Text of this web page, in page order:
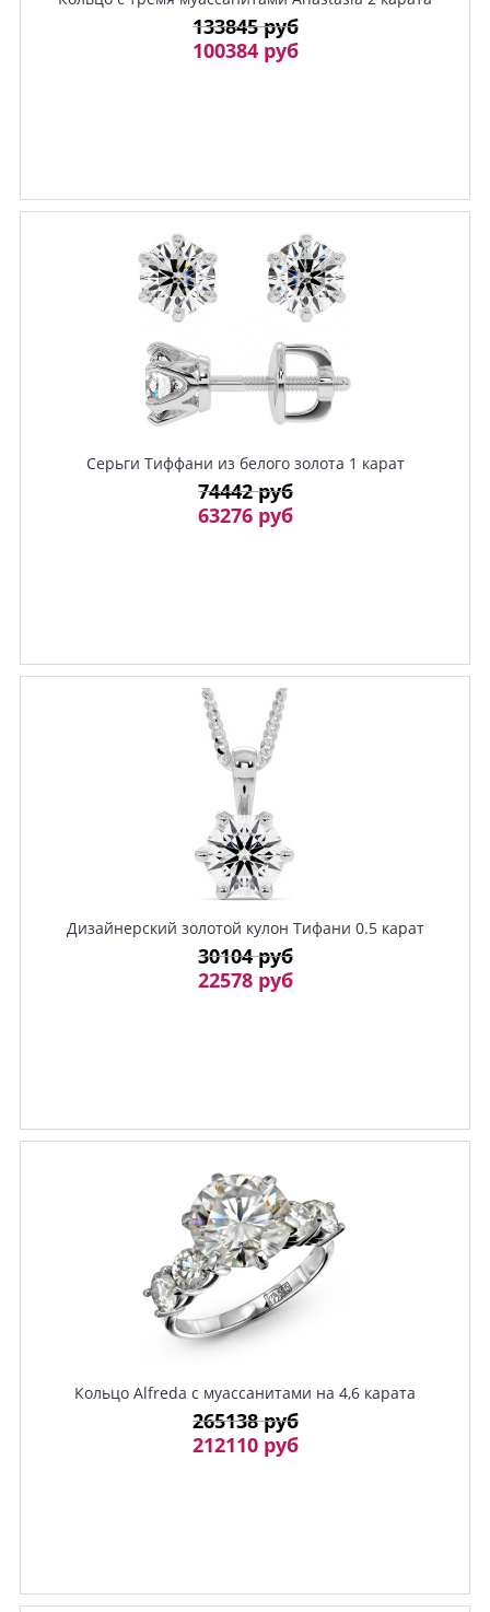
133845 руб
100384 руб
Серьги Тиффани из белого золота 1 карат
74442 руб
63276 руб
Дизайнерский золотой кулон Тифани 0.5 карат
30104 руб
22578 руб
Кольцо Alfreda с муассанитами на 4,6 карата
265138 руб
212110 руб